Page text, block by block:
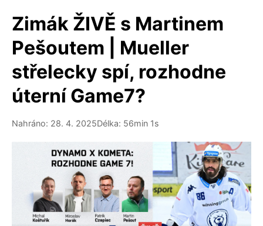
Zimák ŽIVĚ s Martinem
Pešoutem | Mueller
střelecky spí, rozhodne
úterní Game7?
Nahráno: 28. 4. 2025Délka: 56min 1s